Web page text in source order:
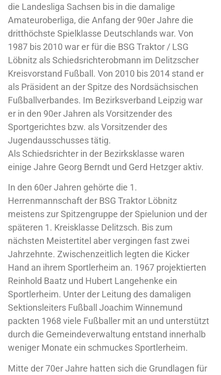
die Landesliga Sachsen bis in die damalige
Amateuroberliga, die Anfang der 90er Jahre die
dritthöchste Spielklasse Deutschlands war. Von
1987 bis 2010 war er für die BSG Traktor / LSG
Löbnitz als Schiedsrichterobmann im Delitzscher
Kreisvorstand Fußball. Von 2010 bis 2014 stand er
als Präsident an der Spitze des Nordsächsischen
Fußballverbandes. Im Bezirksverband Leipzig war
er in den 90er Jahren als Vorsitzender des
Sportgerichtes bzw. als Vorsitzender des
Jugendausschusses tätig.
Als Schiedsrichter in der Bezirksklasse waren
einige Jahre Georg Berndt und Gerd Hetzger aktiv.
In den 60er Jahren gehörte die 1.
Herrenmannschaft der BSG Traktor Löbnitz
meistens zur Spitzengruppe der Spielunion und der
späteren 1. Kreisklasse Delitzsch. Bis zum
nächsten Meistertitel aber vergingen fast zwei
Jahrzehnte. Zwischenzeitlich legten die Kicker
Hand an ihrem Sportlerheim an. 1967 projektierten
Reinhold Baatz und Hubert Langehenke ein
Sportlerheim. Unter der Leitung des damaligen
Sektionsleiters Fußball Joachim Winnemund
packten 1968 viele Fußballer mit an und unterstützt
durch die Gemeindeverwaltung entstand innerhalb
weniger Monate ein schmuckes Sportlerheim.
Mitte der 70er Jahre hatten sich die Grundlagen für